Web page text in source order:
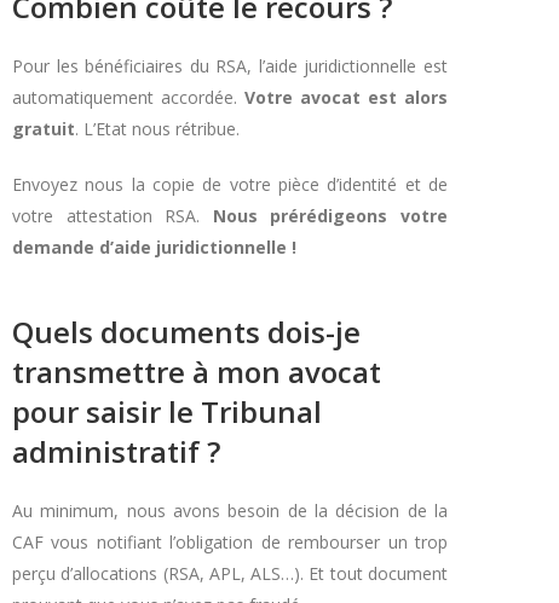
Pour les bénéficiaires du RSA, l’aide juridictionnelle est
automatiquement accordée. Votre avocat est alors
gratuit. L’Etat nous rétribue.
Envoyez nous la copie de votre pièce d’identité et de
votre attestation RSA. Nous prérédigeons votre
demande d’aide juridictionnelle !
Quels documents dois-je
transmettre à mon avocat
pour saisir le Tribunal
administratif ?
Au minimum, nous avons besoin de la décision de la
CAF vous notifiant l’obligation de rembourser un trop
perçu d’allocations (RSA, APL, ALS…). Et tout document